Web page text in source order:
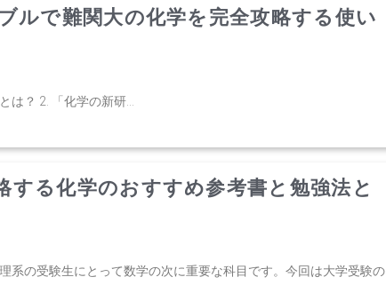
ルで難関大の化学を完全攻略する使い
？ 2. 「化学の新研...
する化学のおすすめ参考書と勉強法と
系の受験生にとって数学の次に重要な科目です。今回は大学受験の